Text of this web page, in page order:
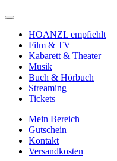
HOANZL empfiehlt
Film & TV
Kabarett & Theater
Musik
Buch & Hörbuch
Streaming
Tickets
Mein Bereich
Gutschein
Kontakt
Versandkosten